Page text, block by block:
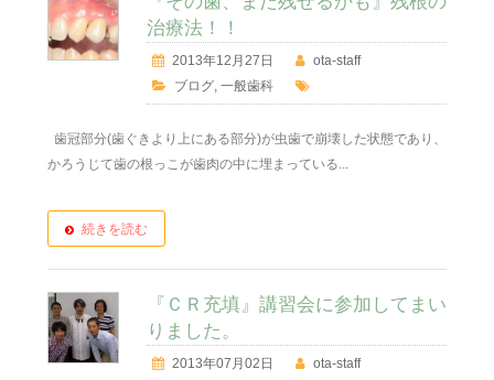
治療法！！
2013年12月27日
ota-staff
ブログ, 一般歯科
歯冠部分(歯ぐきより上にある部分)が虫歯で崩壊した状態であり、
かろうじて歯の根っこが歯肉の中に埋まっている...
続きを読む
『ＣＲ充填』講習会に参加してまい
りました。
2013年07月02日
ota-staff